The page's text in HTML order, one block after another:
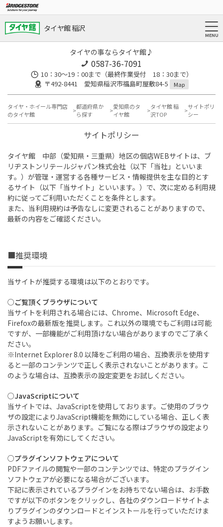
タイヤ館 稲沢
タイヤの事ならタイヤ館♪
0587-36-7091
10：30～19：00まで（最終作業受付 18：30まで）
〒492-8441 愛知県稲沢市福島町屋敷84-5
Map
タイヤ・ホイール専門店
のタイヤ館
都道府県か
ら探す
愛知県のタ
イヤ館
タイヤ館 稲
沢TOP
サイトポリ
シー
サイトポリシー
タイヤ館 中部（愛知県・三重県）地区の個店WEBサイトは、ブ
リヂストンリテールジャパン株式会社（以下「当社」といいま
す。）が管理・運営する各種サービス・情報提供を主な目的とす
るサイト（以下「当サイト」といいます。）で、次に定める利用規
約に従ってご利用いただくことを条件とします。
また、当利用規約は予告なしに変更されることがありますので、
最新の内容をご確認ください。
■推奨環境
当サイトが推奨する環境は以下のとおりです。
○ご覧頂くブラウザについて
当サイトを利用される場合には、Chrome、Microsoft Edge、
Firefoxの最新版を推奨します。これ以外の環境でもご利用は可能
ですが、一部機能がご利用頂けない場合がありますのでご了承く
ださい。
※Internet Explorer 8.0 以降をご利用の場合、互換表示を使用す
ると一部のコンテンツで正しく表示されないことがあります。こ
のような場合は、互換表示の設定変更をお試しください。
○JavaScriptについて
当サイトでは、JavaScriptを使用しております。ご使用のブラウ
ザの設定によりJavaScript機能を無効にしている場合、正しく表
示されないことがあります。ご覧になる際はブラウザの設定より
JavaScriptを有効にしてください。
○プラグインソフトウェアについて
PDFファイルの閲覧や一部のコンテンツでは、特定のプラグイン
ソフトウェアが必要になる場合がございます。
下記に表示されているプラグインをお持ちでない場合は、お手数
ですが以下のボタンをクリックし、各社のダウンロードサイトよ
りプラグインのダウンロードとインストールを行っていただけま
すようお願いします。